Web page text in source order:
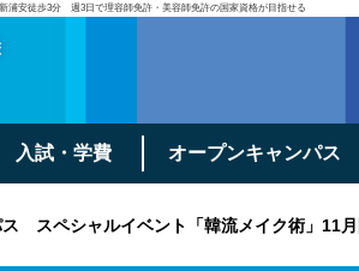
安徒歩3分 週3日で理容師免許・美容師免許の国家資格が目指せる
入試・学費 オープンキャンパス
ス スペシャルイベント「韓流メイク術」11